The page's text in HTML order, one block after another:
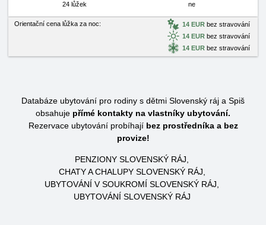
24 lůžek ne
Orientační cena lůžka za noc: 14 EUR bez stravování
14 EUR bez stravování
14 EUR bez stravování
Databáze ubytování pro rodiny s dětmi Slovenský ráj a Spiš
obsahuje přímé kontakty na vlastníky ubytování.
Rezervace ubytování probíhají bez prostředníka a bez
provize!
PENZIONY SLOVENSKÝ RÁJ
CHATY A CHALUPY SLOVENSKÝ RÁJ
UBYTOVÁNÍ V SOUKROMÍ SLOVENSKÝ RÁJ
UBYTOVÁNÍ SLOVENSKÝ RÁJ